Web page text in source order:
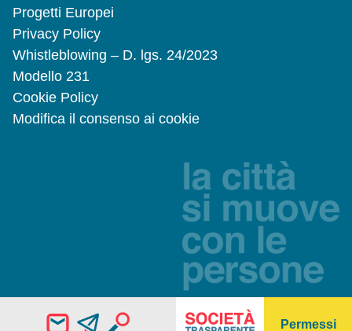
Permessi
Progetti Europei
Privacy Policy
Whistleblowing – D. lgs. 24/2023
Modello 231
Cookie Policy
Modifica il consenso ai cookie